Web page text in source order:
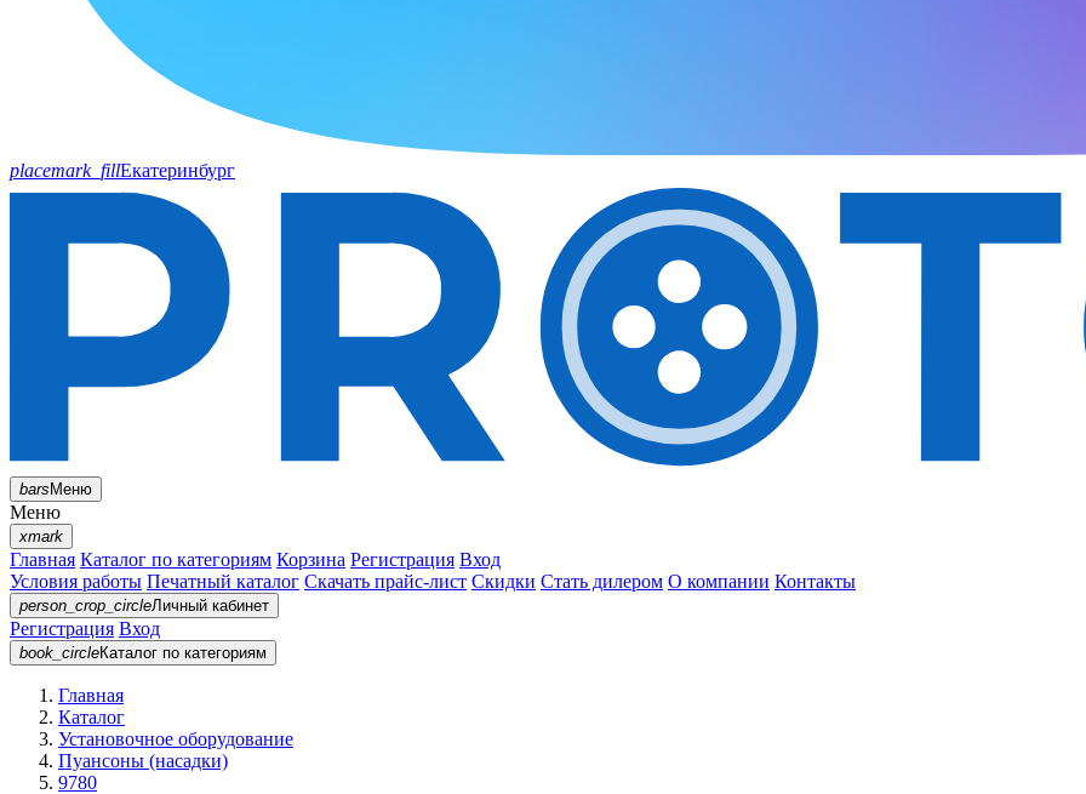
placemark_fillЕкатеринбург
barsМеню
Меню
xmark
Главная Каталог по категориям Корзина Регистрация Вход
Условия работы Печатный каталог Скачать прайс-лист Скидки Стать дилером О компании Контакты
person_crop_circleЛичный кабинет
Регистрация Вход
book_circleКаталог по категориям
Главная
Каталог
Установочное оборудование
Пуансоны (насадки)
9780